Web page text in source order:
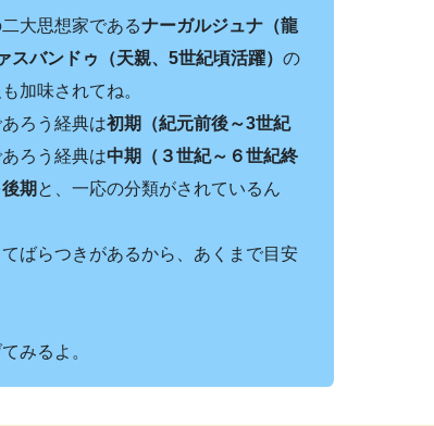
大思想家であるナーガルジュナ（龍
スバンドゥ（天親、5世紀頃活躍） の
加味されてね。
ろう経典は初期（紀元前後～3世紀
ろう経典は中期（３世紀～６世紀終
後期 と、一応の分類がされているん
ばらつきがあるから、あくまで目安
みるよ。